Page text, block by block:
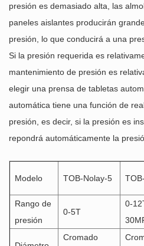
presión es demasiado alta, las
paneles aislantes producirán
presión, lo que conducirá a una
Si la presión requerida es
mantenimiento de presión es
elegir una prensa de tabletas
automática tiene una función de
presión, es decir, si la presión es
repondrá automáticamente la
Modelo TOB-Nolay-5
Rango de
presión
0-5T
0-
Cromado